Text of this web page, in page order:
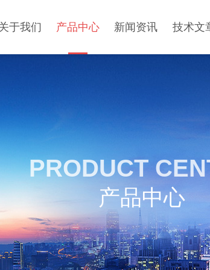
于我们 产品中心 新闻资讯 技术文
PRODUCT
产品中心